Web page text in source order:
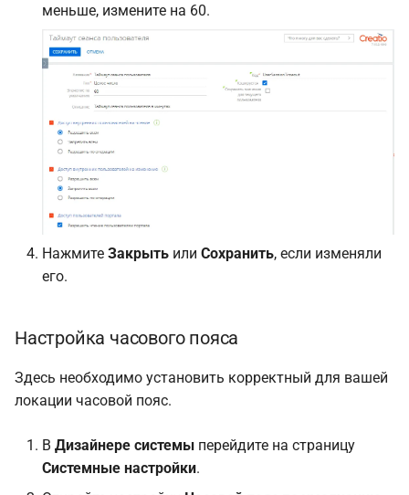
меньше, измените на 60.
Нажмите Закрыть или Сохранить, если изменяли
его.
Настройка часового пояса
Здесь необходимо установить корректный для вашей
локации часовой пояс.
В Дизайнере системы перейдите на страницу
Системные настройки.